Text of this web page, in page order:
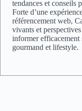
tendances et conseils
Forte d’une
référencement web,
vivants et
informer efficacement
gourmand et lifestyle.